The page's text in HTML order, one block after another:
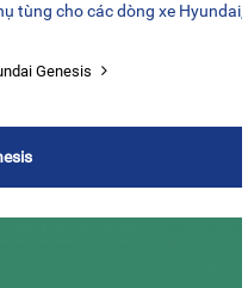
cho các dòng xe Hyundai,
Genesis